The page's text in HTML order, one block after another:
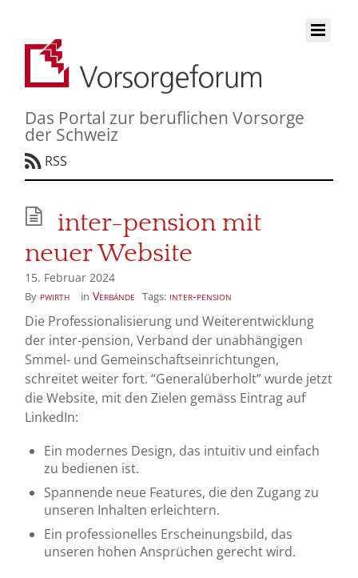
Das Portal zur beruflichen Vorsorge
der Schweiz
RSS
inter-pension mit
neuer Website
15. Februar 2024
By pwirth in Verbände Tags: inter-pension
Die Professionalisierung und Weiterentwicklung
der inter-pension, Verband der unabhängigen
Smmel- und Gemeinschaftseinrichtungen,
schreitet weiter fort. “Generalüberholt” wurde jetzt
die Website, mit den Zielen gemäss Eintrag auf
LinkedIn:
Ein modernes Design, das intuitiv und einfach
zu bedienen ist.
Spannende neue Features, die den Zugang zu
unseren Inhalten erleichtern.
Ein professionelles Erscheinungsbild, das
unseren hohen Ansprüchen gerecht wird.